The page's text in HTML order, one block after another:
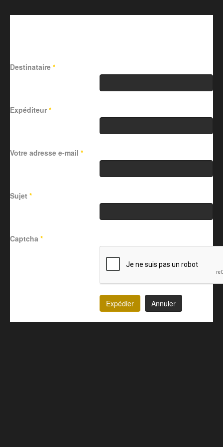
Destinataire *
Expéditeur *
Votre adresse e-mail *
Sujet *
Captcha *
Expédier Annuler